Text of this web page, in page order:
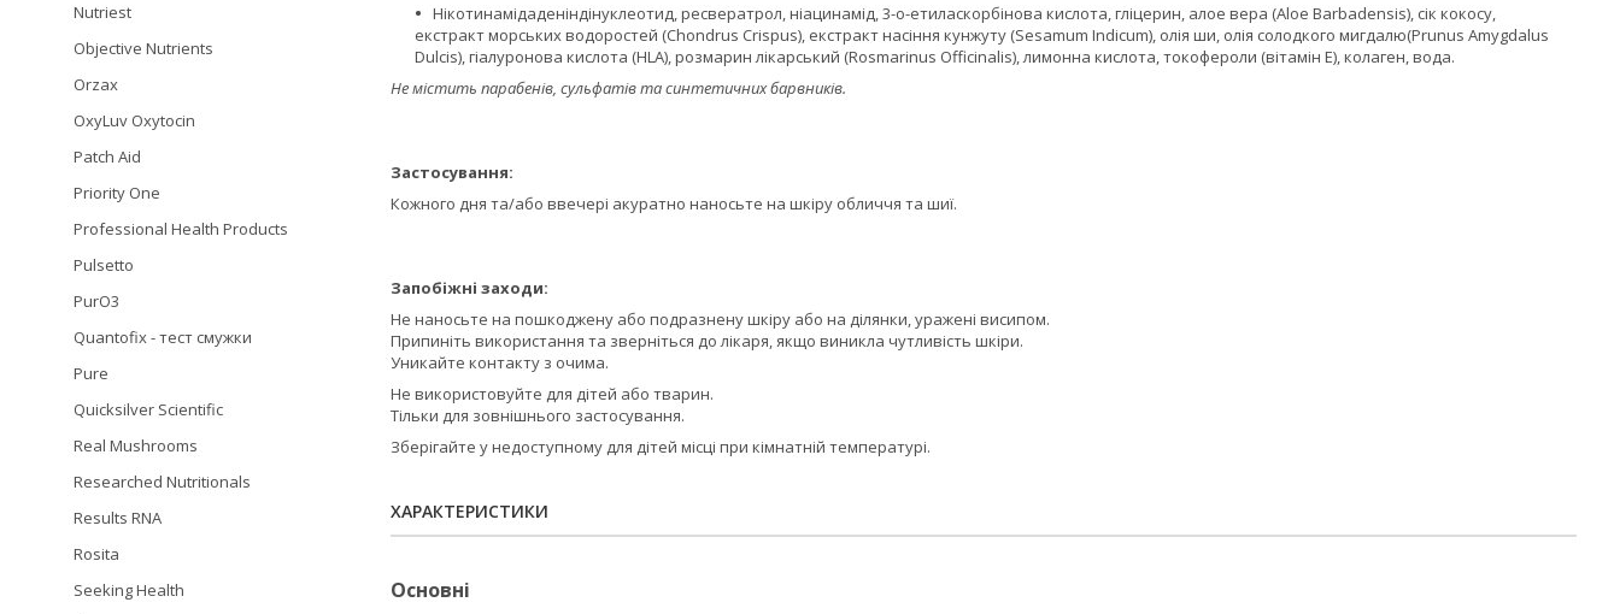
Нікотинамідаденіндінуклеотид, ресвератрол, ніацинамід, 3-о-етиласкорбінова кислота, гліцерин, алое вера (Aloe Barbadensis), сік кокосу,
екстракт морських водоростей (Chondrus Crispus), екстракт насіння кунжуту (Sesamum Indicum), олія ши, олія солодкого мигдалю(Prunus Amygdalus
Dulcis), гіалуронова кислота (HLA), розмарин лікарський (Rosmarinus Officinalis), лимонна кислота, токофероли (вітамін Е), колаген, вода.
Не містить парабенів, сульфатів та синтетичних барвників.
Застосування:
Кожного дня та/або ввечері акуратно наносьте на шкіру обличчя та шиї.
Запобіжні заходи:
Не наносьте на пошкоджену або подразнену шкіру або на ділянки, уражені висипом.
Припиніть використання та зверніться до лікаря, якщо виникла чутливість шкіри.
Уникайте контакту з очима.
Не використовуйте для дітей або тварин.
Тільки для зовнішнього застосування.
Зберігайте у недоступному для дітей місці при кімнатній температурі.
ХАРАКТЕРИСТИКИ
Основні
Nutriest
Objective Nutrients
Orzax
OxyLuv Oxytocin
Patch Aid
Priority One
Professional Health Products
Pulsetto
PurO3
Quantofix - тест смужки
Pure
Quicksilver Scientific
Real Mushrooms
Researched Nutritionals
Results RNA
Rosita
Seeking Health